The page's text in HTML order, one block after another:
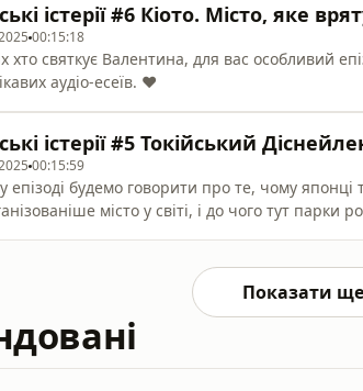
істерії #6 Кіото. Місто, яке
00:15:18
святкує Валентина, для вас особливий епізод ❤️ Запрошую до цих
аудіо-есеїв. ❤️
істерії #5 Токійський
00:15:59
епізоді будемо говорити про те, чому японці
місто у світі, і до чого тут парки
Показати ще